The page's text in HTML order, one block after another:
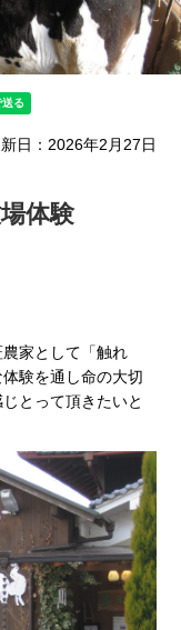
日：2026年2月27日
体験
家として「触れ
験を通し命の大切
とって頂きたいと